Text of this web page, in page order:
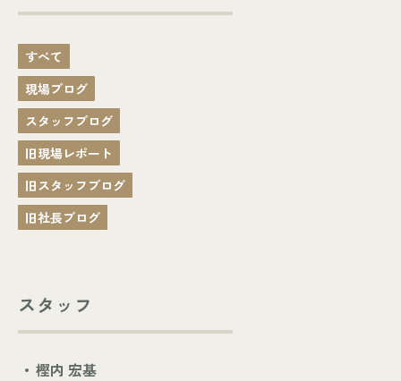
すべて
現場ブログ
スタッフブログ
旧現場レポート
旧スタッフブログ
旧社長ブログ
スタッフ
樫内 宏基